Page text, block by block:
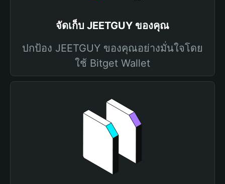
จัดเก็บ JEETGUY ของคุณ
ปกป้อง JEETGUY ของคุณอย่างมั่นใจโดย
ใช้ Bitget Wallet